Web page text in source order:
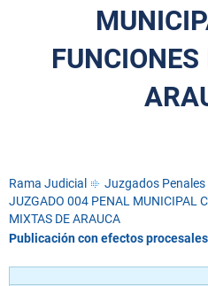
Rama Judicial
Juzgados
JUZGADO 004 PENAL MUNICIPAL
MIXTAS DE ARAUCA
Publicación con efectos procesales